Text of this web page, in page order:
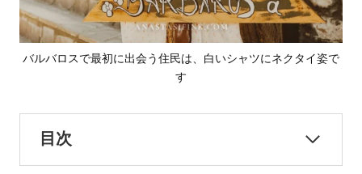
バルバロスで最初に出会う住民は、白いシャツにネクタイ姿で
す
目次